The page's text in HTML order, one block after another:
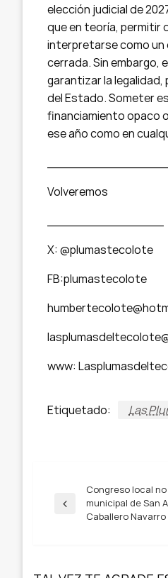
elección judicial de
que en teoría, permitir
interpretarse como un
cerrada. Sin embargo,
garantizar la
del Estado. Someter
financiamiento opaco
ese año como en
Volveremos
X: @plumastecolote
FB:plumastecolote
www:
Etiquetado: Las
Entrada
anterior
Congreso local
municipal de San
Caballero Navarro